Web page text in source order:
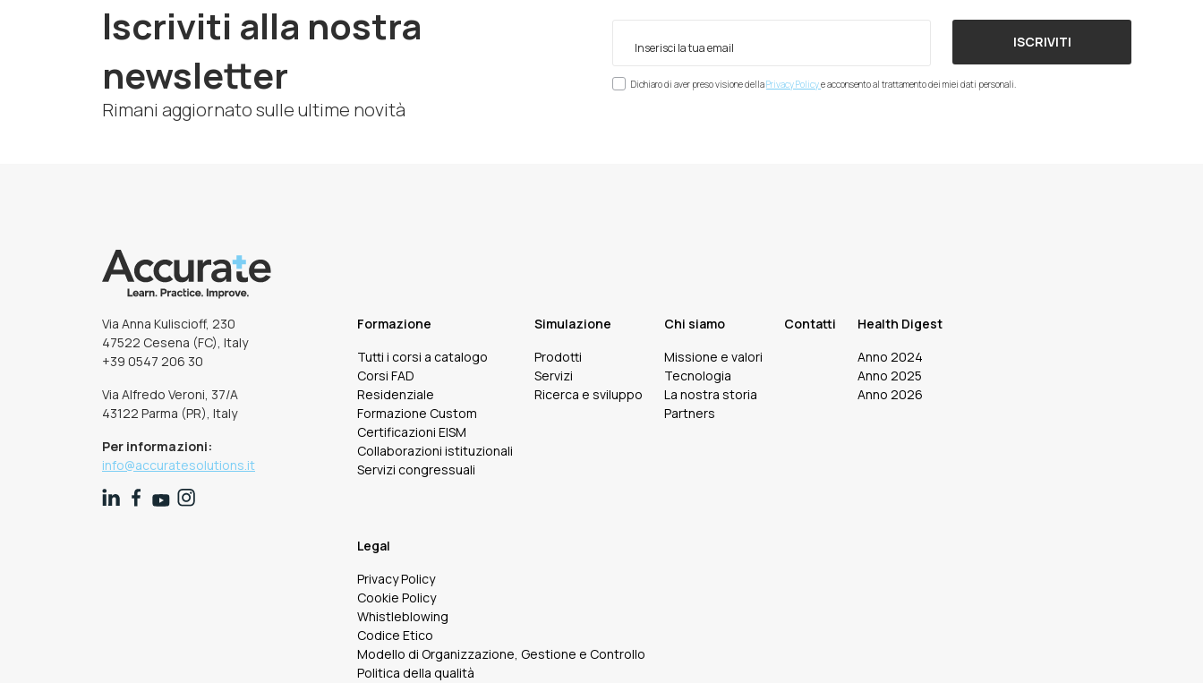
Iscriviti alla nostra
newsletter
Rimani aggiornato sulle ultime novità
Dichiaro di aver preso visione dellaPrivacy Policye acconsento al trattamento dei miei dati personali.
ISCRIVITI
Via Anna Kuliscioff, 230
47522 Cesena (FC), Italy
+39 0547 206 30
Via Alfredo Veroni, 37/A
43122 Parma (PR), Italy
Per informazioni:
info@accuratesolutions.it
Formazione
Tutti i corsi a catalogo
Corsi FAD
Residenziale
Formazione Custom
Certificazioni EISM
Collaborazioni istituzionali
Servizi congressuali
Simulazione
Prodotti
Servizi
Ricerca e sviluppo
Chi siamo
Missione e valori
Tecnologia
La nostra storia
Partners
Contatti
Health Digest
Anno 2024
Anno 2025
Anno 2026
Legal
Privacy Policy
Cookie Policy
Whistleblowing
Codice Etico
Modello di Organizzazione, Gestione e Controllo
Politica della qualità